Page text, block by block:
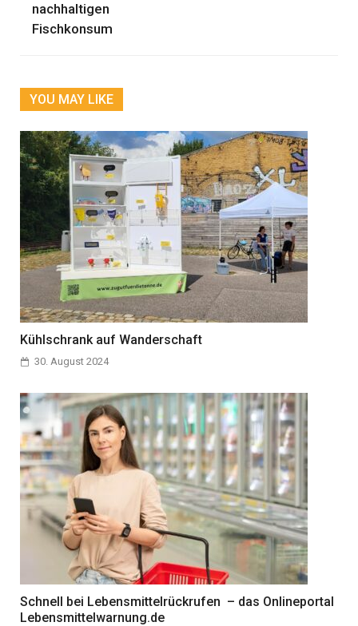
nachhaltigen
Fischkonsum
YOU MAY LIKE
Kühlschrank auf Wanderschaft
30. August 2024
Schnell bei Lebensmittelrückrufen – das Onlineportal
Lebensmittelwarnung.de